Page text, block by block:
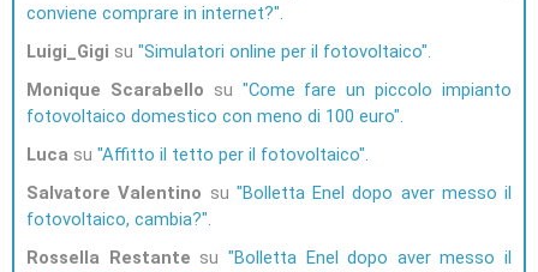
conviene comprare in internet?
Luigi_Gigi su Simulatori online per il fotovoltaico
Monique Scarabello su
Come fare un piccolo impianto
fotovoltaico domestico con meno di 100 euro
Luca su Affitto il tetto per il fotovoltaico
Salvatore Valentino su
Bolletta Enel dopo aver messo il
fotovoltaico, cambia?
Rossella Restante su
Bolletta Enel dopo aver messo il